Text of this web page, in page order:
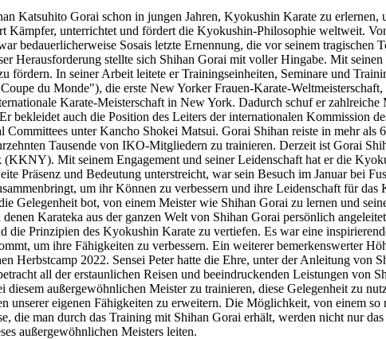
Katsuhito Gorai schon in jungen Jahren, Kyokushin Karate zu
Kämpfer, unterrichtet und fördert die Kyokushin-Philosophie weltweit.
bedauerlicherweise Sosais letzte Ernennung, die vor seinem
Herausforderung stellte sich Shihan Gorai mit voller Hingabe. Mit
In seiner Arbeit leitete er Trainingseinheiten, Seminare und
du Monde"), die erste New Yorker Frauen-Karate-
Karate-Meisterschaft in New York. Dadurch schuf er
bekleidet auch die Position des Leiters der internationalen Kommission
unter Kancho Shokei Matsui. Gorai Shihan reiste in mehr
Tausende von IKO-Mitgliedern zu trainieren. Derzeit ist Gorai
Mit seinem Engagement und seiner Leidenschaft hat er die
Präsenz und Bedeutung unterstreicht, war sein Besuch im Januar bei
um ihr Können zu verbessern und ihre Leidenschaft für
Gelegenheit bot, von einem Meister wie Shihan Gorai zu lernen und
Karateka aus der ganzen Welt von Shihan Gorai persönlich
die Prinzipien des Kyokushin Karate zu vertiefen. Es war eine
um ihre Fähigkeiten zu verbessern. Ein weiterer bemerkenswerter
Herbstcamp 2022. Sensei Peter hatte die Ehre, unter der Anleitung von
all der erstaunlichen Reisen und beeindruckenden Leistungen von
diesem außergewöhnlichen Meister zu trainieren, diese Gelegenheit zu
unserer eigenen Fähigkeiten zu erweitern. Die Möglichkeit, von einem
die man durch das Training mit Shihan Gorai erhält, werden nicht nur
außergewöhnlichen Meisters leiten.